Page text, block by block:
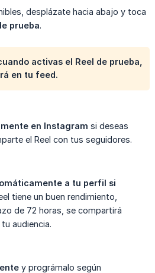
desplázate hacia abajo y toca
prueba.
activas el Reel de prueba,
en tu feed.
en Instagram si deseas
el Reel con tus seguidores.
a tu perfil si
tiene un buen rendimiento,
de 72 horas, se compartirá
audiencia.
y prográmalo según